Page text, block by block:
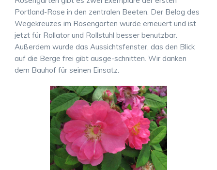
Portland-Rose in den zentralen Beeten. Der Belag des
Wegekreuzes im Rosengarten wurde erneuert und ist
jetzt für Rollator und Rollstuhl besser benutzbar.
Außerdem wurde das Aussichtsfenster, das den Blick
auf die Berge frei gibt ausge-schnitten. Wir danken
dem Bauhof für seinen Einsatz.